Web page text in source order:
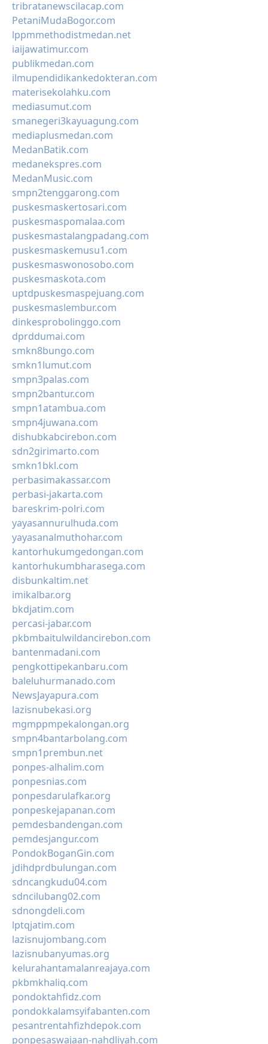
tribratanewscilacap.com
PetaniMudaBogor.com
lppmmethodistmedan.net
iaijawatimur.com
publikmedan.com
ilmupendidikankedokteran.com
materisekolahku.com
mediasumut.com
smanegeri3kayuagung.com
mediaplusmedan.com
MedanBatik.com
medanekspres.com
MedanMusic.com
smpn2tenggarong.com
puskesmaskertosari.com
puskesmaspomalaa.com
puskesmastalangpadang.com
puskesmaskemusu1.com
puskesmaswonosobo.com
puskesmaskota.com
uptdpuskesmaspejuang.com
puskesmaslembur.com
dinkesprobolinggo.com
dprddumai.com
smkn8bungo.com
smkn1lumut.com
smpn3palas.com
smpn2bantur.com
smpn1atambua.com
smpn4juwana.com
dishubkabcirebon.com
sdn2girimarto.com
smkn1bkl.com
perbasimakassar.com
perbasi-jakarta.com
bareskrim-polri.com
yayasannurulhuda.com
yayasanalmuthohar.com
kantorhukumgedongan.com
kantorhukumbharasega.com
disbunkaltim.net
imikalbar.org
bkdjatim.com
percasi-jabar.com
pkbmbaitulwildancirebon.com
bantenmadani.com
pengkottipekanbaru.com
baleluhurmanado.com
NewsJayapura.com
lazisnubekasi.org
mgmppmpekalongan.org
smpn4bantarbolang.com
smpn1prembun.net
ponpes-alhalim.com
ponpesnias.com
ponpesdarulafkar.org
ponpeskejapanan.com
pemdesbandengan.com
pemdesjangur.com
PondokBoganGin.com
jdihdprdbulungan.com
sdncangkudu04.com
sdncilubang02.com
sdnongdeli.com
lptqjatim.com
lazisnujombang.com
lazisnubanyumas.org
kelurahantamalanreajaya.com
pkbmkhaliq.com
pondoktahfidz.com
pondokkalamsyifabanten.com
pesantrentahfizhdepok.com
ponpesaswajaan-nahdliyah.com